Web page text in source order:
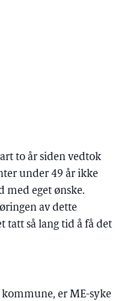
to år siden vedtok
under 49 år ikke
med eget ønske.
av dette
tatt så lang tid å få det
er ME-syke